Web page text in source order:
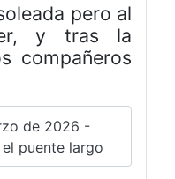
pero al
y tras la
compañeros
de 2026 -
puente largo